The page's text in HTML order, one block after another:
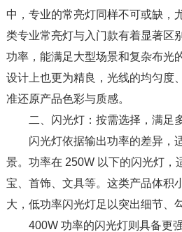
中，专业的常亮灯同样不可或缺，
类专业常亮灯与入门款有着显著区
功率，能满足大型场景和复杂布光
设计上也更为精良，光线的均匀度
准还原产品色彩与质感。​
二、闪光灯：按需选择，满足
闪光灯依据输出功率的差异，
景。功率在 250W 以下的闪光灯，
宝、首饰、文具等。这类产品体积
大，低功率闪光灯足以突出细节、
400W 功率的闪光灯则具备更强